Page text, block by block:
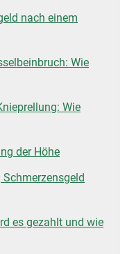
nach einem
Wie
Wie
der Höhe
es gezahlt und wie